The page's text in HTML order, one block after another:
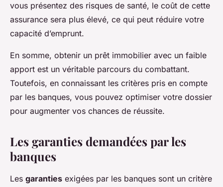
vous présentez des risques de santé, le coût de cette
assurance sera plus élevé, ce qui peut réduire votre
capacité d’emprunt.
En somme, obtenir un prêt immobilier avec un faible
apport est un véritable parcours du combattant.
Toutefois, en connaissant les critères pris en compte
par les banques, vous pouvez optimiser votre dossier
pour augmenter vos chances de réussite.
Les garanties demandées par les
banques
Les garanties exigées par les banques sont un critère